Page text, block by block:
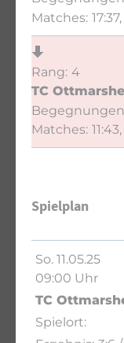
17:37
4
TC
11:43
Spielplan
So. 11.05.25
09:00 Uhr
TC